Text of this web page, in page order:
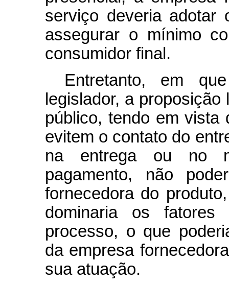
serviço deveria adotar
assegurar o mínimo
consumidor final.
Entretanto, em
legislador, a
público, tendo em vista
evitem o contato do
na entrega ou no
pagamento, não
fornecedora do
dominaria os fatores
processo, o que
da empresa
sua atuação.